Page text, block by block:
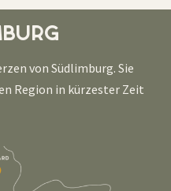
von Südlimburg. Sie
Region in kürzester Zeit